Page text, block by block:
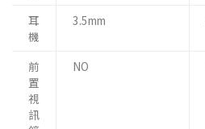
耳
機
3.5mm
前
置
視
訊
NO